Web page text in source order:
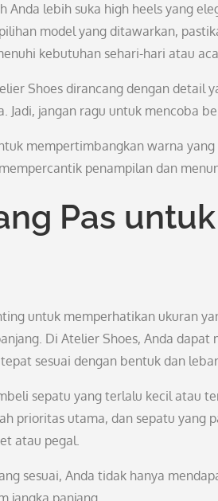
Anda lebih suka high heels yang
model yang ditawarkan,
kebutuhan sehari-hari atau
Shoes dirancang dengan detail
Jadi, jangan ragu untuk mencoba
mempertimbangkan warna
penampilan dan
Pas
untuk memperhatikan ukuran
Di Atelier Shoes, Anda
sesuai dengan bentuk dan
sepatu yang terlalu kecil atau
prioritas utama, dan sepatu yang
atau pegal.
sesuai, Anda tidak hanya
jangka panjang.